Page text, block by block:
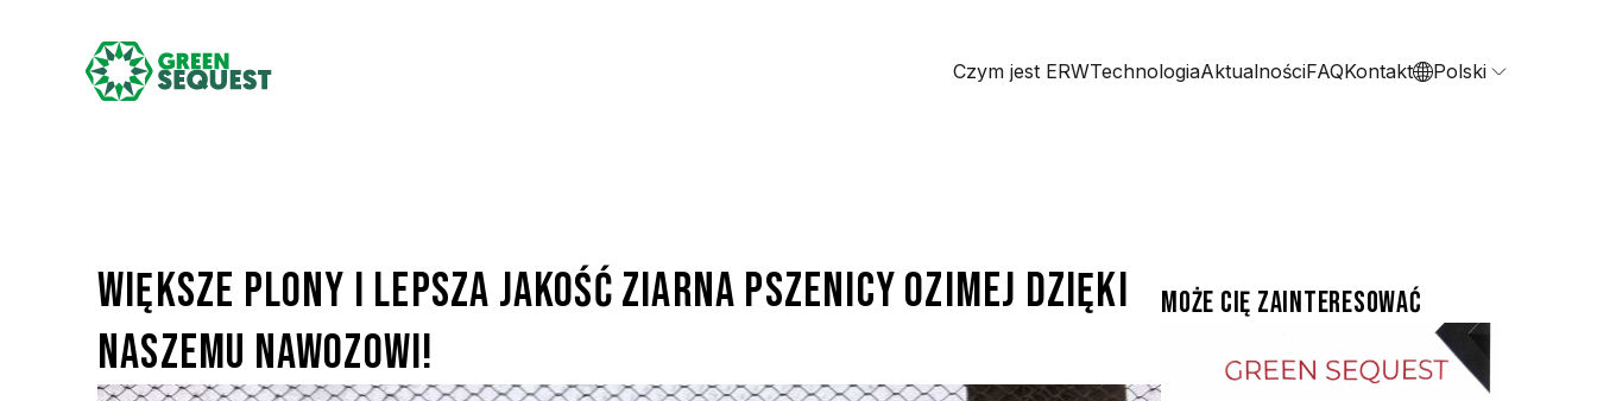
Czym jest ERWTechnologiaAktualnościFAQKontakt Polski
Większe plony i lepsza jakość ziarna pszenicy ozimej dzięki
naszemu nawozowi!
Może Cię zainteresować